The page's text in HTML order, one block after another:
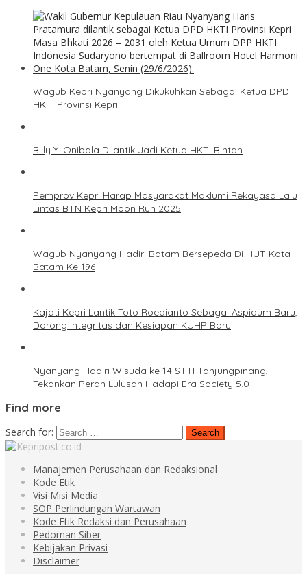
Wagub Kepri Nyanyang Dikukuhkan Sebagai Ketua DPD
HKTI Provinsi Kepri
Billy Y. Onibala Dilantik Jadi Ketua HKTI Bintan
Pemprov Kepri Harap Masyarakat Maklumi Rekayasa Lalu
Lintas BTN Kepri Moon Run 2025
Wagub Nyanyang Hadiri Batam Bersepeda Di HUT Kota
Batam Ke 196
Kajati Kepri Lantik Toto Roedianto Sebagai Aspidum Baru,
Dorong Integritas dan Kesiapan KUHP Baru
Nyanyang Hadiri Wisuda ke-14 STTI Tanjungpinang,
Tekankan Peran Lulusan Hadapi Era Society 5.0
Find more
Search for:
Manajemen Perusahaan dan Redaksional
Kode Etik
Visi Misi Media
SOP Perlindungan Wartawan
Kode Etik Redaksi dan Perusahaan
Pedoman Siber
Kebijakan Privasi
Disclaimer